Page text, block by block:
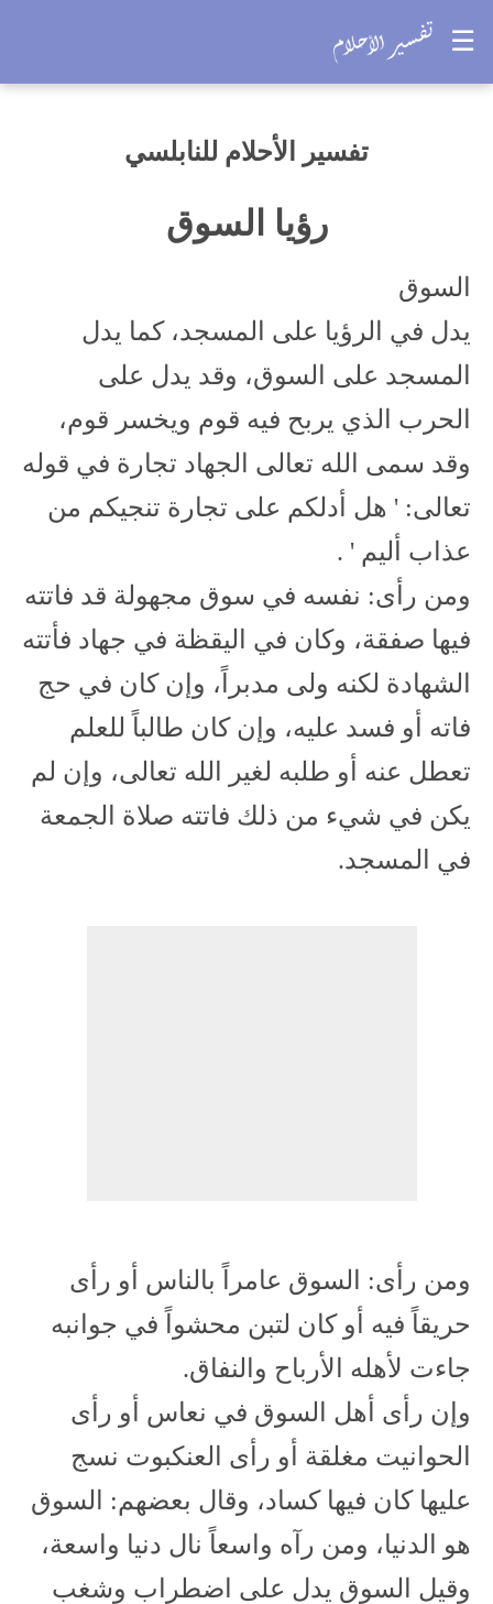
☰
تفسير الأحلام للنابلسي
رؤيا السوق
السوق
يدل في الرؤيا على المسجد، كما يدل
المسجد على السوق، وقد يدل على
الحرب الذي يربح فيه قوم ويخسر قوم،
وقد سمى الله تعالى الجهاد تجارة في قوله
تعالى: ' هل أدلكم على تجارة تنجيكم من
عذاب أليم ' .
ومن رأى: نفسه في سوق مجهولة قد فاتته
فيها صفقة، وكان في اليقظة في جهاد فأتته
الشهادة لكنه ولى مدبراً، وإن كان في حج
فاته أو فسد عليه، وإن كان طالباً للعلم
تعطل عنه أو طلبه لغير الله تعالى، وإن لم
يكن في شيء من ذلك فاتته صلاة الجمعة
في المسجد.
ومن رأى: السوق عامراً بالناس أو رأى
حريقاً فيه أو كان لتبن محشواً في جوانبه
جاءت لأهله الأرباح والنفاق.
وإن رأى أهل السوق في نعاس أو رأى
الحوانيت مغلقة أو رأى العنكبوت نسج
عليها كان فيها كساد، وقال بعضهم: السوق
هو الدنيا، ومن رآه واسعاً نال دنيا واسعة،
وقيل السوق يدل على اضطراب وشغب